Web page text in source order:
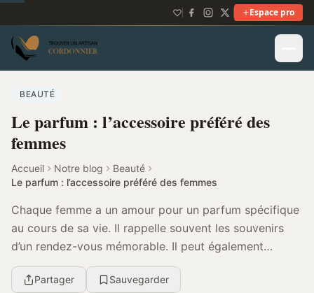
Espace pro
BEAUTÉ
Le parfum : l’accessoire préféré des
femmes
Accueil Notre blog
Beauté
Le parfum : l’accessoire préféré des femmes
Chaque femme a un amour pour un parfum spécifique
au cours de sa vie. Il rappelle souvent les souvenirs
d’un rendez-vous mémorable. Il peut également
rappeler la personne pour laquelle nous sommes pa...
Partager Sauvegarder